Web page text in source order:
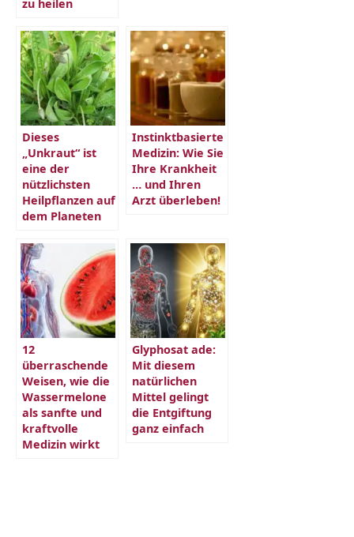
zu heilen
Dieses
„Unkraut“ ist
eine der
nützlichsten
Heilpflanzen auf
dem Planeten
Instinktbasierte
Medizin: Wie Sie
Ihre Krankheit
… und Ihren
Arzt überleben!
12
überraschende
Weisen, wie die
Wassermelone
als sanfte und
kraftvolle
Medizin wirkt
Glyphosat ade:
Mit diesem
natürlichen
Mittel gelingt
die Entgiftung
ganz einfach